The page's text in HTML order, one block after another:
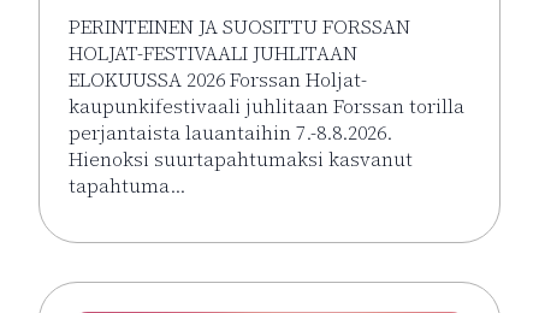
PERINTEINEN JA SUOSITTU FORSSAN
HOLJAT-FESTIVAALI JUHLITAAN
ELOKUUSSA 2026 Forssan Holjat-
kaupunkifestivaali juhlitaan Forssan torilla
perjantaista lauantaihin 7.-8.8.2026.
Hienoksi suurtapahtumaksi kasvanut
tapahtuma…
Lue lisää tapahtumasta HOLJAT 2026: Golden VIP